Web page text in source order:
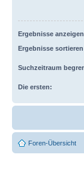
Ergebnisse
Ergebnisse
Suchzeitraum
Die ersten:
Foren-Übersicht